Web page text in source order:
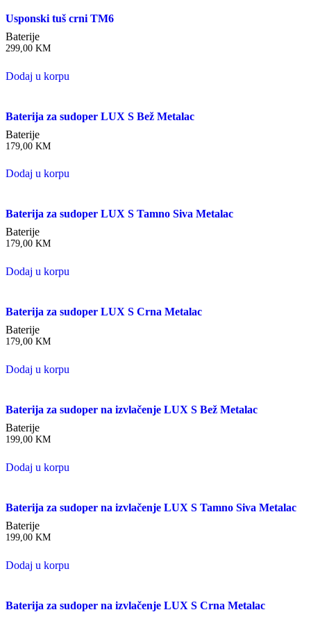
Usponski tuš crni TM6
Baterije
299,00 KM
Dodaj u korpu
Baterija za sudoper LUX S Bež Metalac
Baterije
179,00 KM
Dodaj u korpu
Baterija za sudoper LUX S Tamno Siva Metalac
Baterije
179,00 KM
Dodaj u korpu
Baterija za sudoper LUX S Crna Metalac
Baterije
179,00 KM
Dodaj u korpu
Baterija za sudoper na izvlačenje LUX S Bež Metalac
Baterije
199,00 KM
Dodaj u korpu
Baterija za sudoper na izvlačenje LUX S Tamno Siva Metalac
Baterije
199,00 KM
Dodaj u korpu
Baterija za sudoper na izvlačenje LUX S Crna Metalac